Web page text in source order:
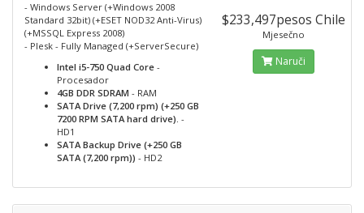
- Windows Server (+Windows 2008
Standard 32bit) (+ESET NOD32 Anti-Virus)
(+MSSQL Express 2008)
- Plesk - Fully Managed (+ServerSecure)
Intel i5-750 Quad Core -
Procesador
4GB DDR SDRAM - RAM
SATA Drive (7,200 rpm) (+250 GB
7200 RPM SATA hard drive). -
HD1
SATA Backup Drive (+250 GB
SATA (7,200 rpm)) - HD2
$233,497pesos Chile
Mjesečno
Naruči